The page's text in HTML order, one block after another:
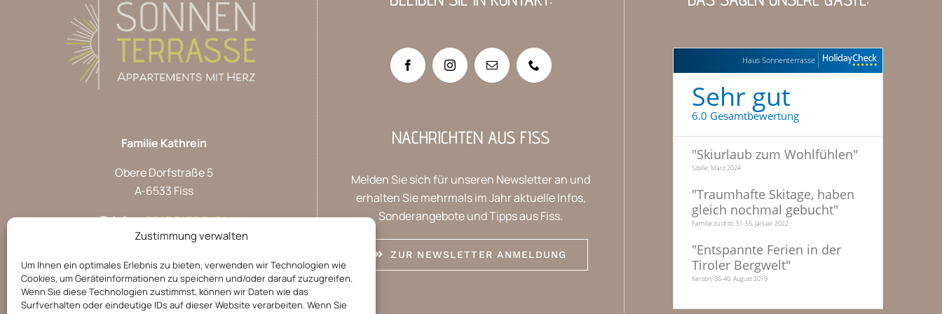
Zustimmung verwalten
Um Ihnen ein optimales Erlebnis zu bieten, verwenden wir Technologien wie
Cookies, um Geräteinformationen zu speichern und/oder darauf zuzugreifen.
Wenn Sie diese Technologien zustimmst, können wir Daten wie das
Surfverhalten oder eindeutige IDs auf dieser Website verarbeiten. Wenn Sie
Familie Kathrein
Obere Dorfstraße 5
A-6533 Fiss
Telefon:0043 5476 6434
info@sonnenterrasse-fiss.at
BARRIEREFREIHEIT
NACHRICHTEN AUS FISS
Melden Sie sich für unseren Newsletter an und
erhalten Sie mehrmals im Jahr aktuelle Infos,
Sonderangebote und Tipps aus Fiss.
ZUR NEWSLETTER ANMELDUNG
Haus Sonnenterrasse
Sehr gut
6.0 Gesamtbewertung
"Skiurlaub zum Wohlfühlen"
Sibille, März 2024
"Traumhafte Skitage, haben
gleich nochmal gebucht"
Familie zu dritt, 51-55, Januar 2022
"Entspannte Ferien in der
Tiroler Bergwelt"
Kerstin, 36-40, August 2019